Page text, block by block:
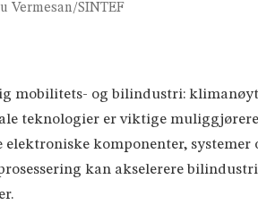
Vermesan/SINTEF
mobilitets- og bilindustri:
teknologier er viktige
komponenter,
kan akselerere